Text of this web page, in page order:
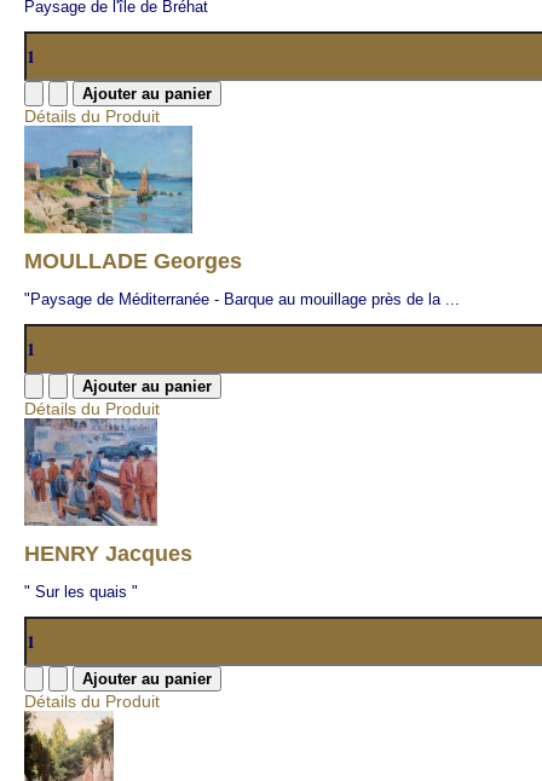
Paysage de l'île de Bréhat
Détails du Produit
MOULLADE Georges
"Paysage de Méditerranée - Barque au mouillage près de la ...
Détails du Produit
HENRY Jacques
" Sur les quais "
Détails du Produit